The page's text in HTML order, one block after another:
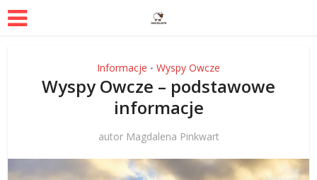
Informacje • Wyspy Owcze
Wyspy Owcze – podstawowe
informacje
autor Magdalena Pinkwart